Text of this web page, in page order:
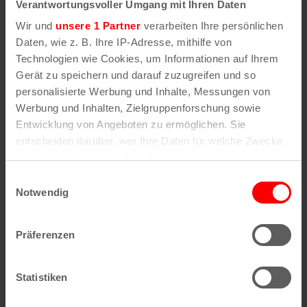
Verantwortungsvoller Umgang mit Ihren Daten
Wir und unsere 1 Partner verarbeiten Ihre persönlichen
Daten, wie z. B. Ihre IP-Adresse, mithilfe von
Technologien wie Cookies, um Informationen auf Ihrem
Gerät zu speichern und darauf zuzugreifen und so
personalisierte Werbung und Inhalte, Messungen von
Werbung und Inhalten, Zielgruppenforschung sowie
Entwicklung von Angeboten zu ermöglichen. Sie
entscheiden darüber, wer Ihre Daten für welche Zwecke
Trigger Symbol ändern oder widerrufen
Informationen über Ihre geografische Lage
können
Notwendig
Präferenzen
Statistiken
10:30 – 18:00
Serien:
Animany Convention 2026
Website:
https://animany-convention.de/
Butzweilerstraße 35-39
V
Flohmarkt bei IKEA